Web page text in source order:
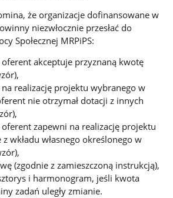
że organizacje dofinansowane w
niezwłocznie przesłać do
Społecznej MRPiPS:
akceptuje przyznaną kwotę
realizację projektu wybranego w
nie otrzymał dotacji z innych
zapewni na realizację projektu
wkładu własnego określonego w
(zgodnie z zamieszczoną instrukcją),
i harmonogram, jeśli kwota
zadań uległy zmianie.